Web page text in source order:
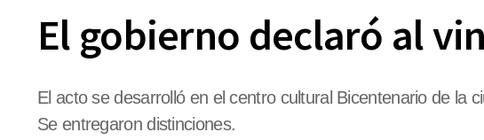
El gobierno declaró al
El acto se desarrolló en el centro cultural Bicentenario de la
Se entregaron distinciones.